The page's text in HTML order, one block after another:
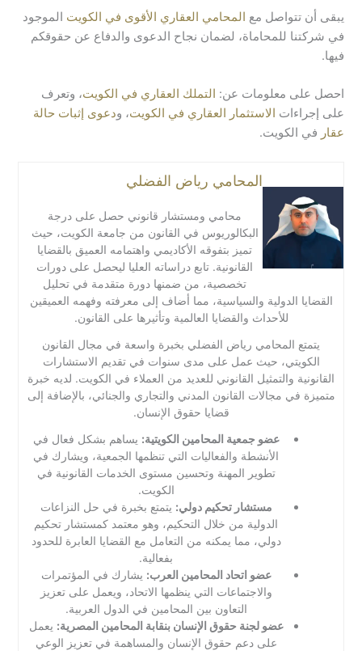
يبقى أن تتواصل مع المحامي العقاري الأقوى في الكويت الموجود
في شركتنا للمحاماة، لضمان نجاح الدعوى والدفاع عن حقوقكم
فيها.
احصل على معلومات عن: التملك العقاري في الكويت، وتعرف
على إجراءات
الاستثمار العقاري في الكويت، ودعوى إثبات حالة
عقار في الكويت.
المحامي رياض الفضلي
محامي ومستشار قانوني حصل على درجة
البكالوريوس في القانون من جامعة الكويت، حيث
تميز بتفوقه الأكاديمي واهتمامه العميق بالقضايا
القانونية. تابع دراساته العليا ليحصل على دورات
تخصصية، من ضمنها دورة متقدمة في تحليل
القضايا الدولية والسياسية، مما أضاف إلى معرفته وفهمه العميقين
للأحداث والقضايا العالمية وتأثيرها على القانون.
يتمتع المحامي رياض الفضلي بخبرة واسعة في مجال القانون
الكويتي، حيث عمل على مدى سنوات في تقديم الاستشارات
القانونية والتمثيل القانوني للعديد من العملاء في الكويت. لديه خبرة
متميزة في مجالات القانون المدني والتجاري والجنائي، بالإضافة إلى
قضايا حقوق الإنسان.
عضو جمعية المحامين الكويتية: يساهم بشكل فعال في
الأنشطة والفعاليات التي تنظمها الجمعية، ويشارك في
تطوير المهنة وتحسين مستوى الخدمات القانونية في
الكويت.
مستشار تحكيم دولي: يتمتع بخبرة في حل النزاعات
الدولية من خلال التحكيم، وهو معتمد كمستشار تحكيم
دولي، مما يمكنه من التعامل مع القضايا العابرة للحدود
بفعالية.
عضو اتحاد المحامين العرب: يشارك في المؤتمرات
والاجتماعات التي ينظمها الاتحاد، ويعمل على تعزيز
التعاون بين المحامين في الدول العربية.
عضو لجنة حقوق الإنسان بنقابة المحامين المصرية: يعمل
على دعم حقوق الإنسان والمساهمة في تعزيز الوعي